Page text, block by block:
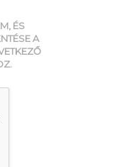
ÉS
A